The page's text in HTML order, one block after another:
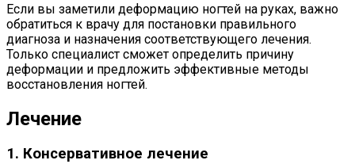
Если вы заметили деформацию ногтей на руках, важно
обратиться к врачу для постановки правильного
диагноза и назначения соответствующего лечения.
Только специалист сможет определить причину
деформации и предложить эффективные методы
восстановления ногтей.
Лечение
1. Консервативное лечение